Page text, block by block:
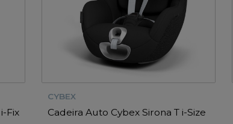
Fix
CYBEX
Cadeira Auto Cybex Sirona T i-Size